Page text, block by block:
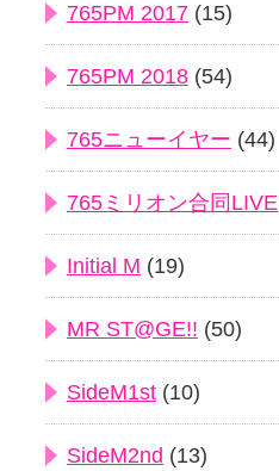
765PM 2017 (15)
765PM 2018 (54)
765ニューイヤー (44)
765ミリオン合同LIVE
Initial M (19)
MR ST@GE!! (50)
SideM1st (10)
SideM2nd (13)